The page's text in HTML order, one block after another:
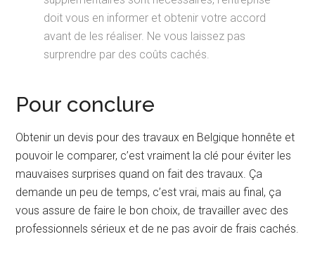
doit vous en informer et obtenir votre accord
avant de les réaliser. Ne vous laissez pas
surprendre par des coûts cachés.
Pour conclure
Obtenir un devis pour des travaux en Belgique honnête et
pouvoir le comparer, c’est vraiment la clé pour éviter les
mauvaises surprises quand on fait des travaux. Ça
demande un peu de temps, c’est vrai, mais au final, ça
vous assure de faire le bon choix, de travailler avec des
professionnels sérieux et de ne pas avoir de frais cachés.